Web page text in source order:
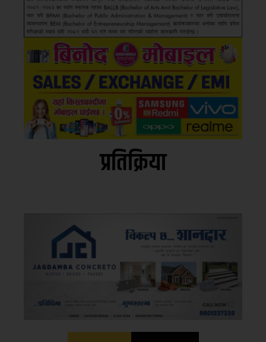
प्रतिक्रिया